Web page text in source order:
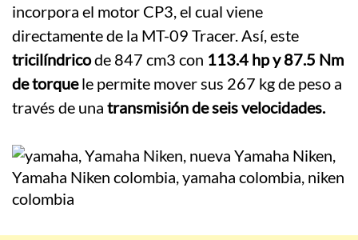
incorpora el motor CP3, el cual viene
directamente de la MT-09 Tracer. Así, este
tricilíndricode 847 cm3 con 113.4 hp y 87.5 Nm
de torquele permite mover sus 267 kg de peso a
través de una transmisión de seis velocidades.